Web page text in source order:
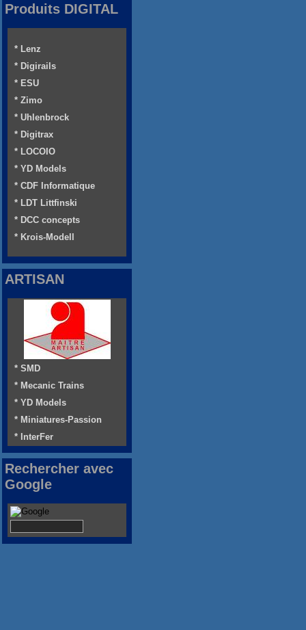
Produits DIGITAL
* Lenz
* Digirails
* ESU
* Zimo
* Uhlenbrock
* Digitrax
* LOCOIO
* YD Models
* CDF Informatique
* LDT Littfinski
* DCC concepts
* Krois-Modell
ARTISAN
* SMD
* Mecanic Trains
* YD Models
* Miniatures-Passion
* InterFer
Rechercher avec
Google